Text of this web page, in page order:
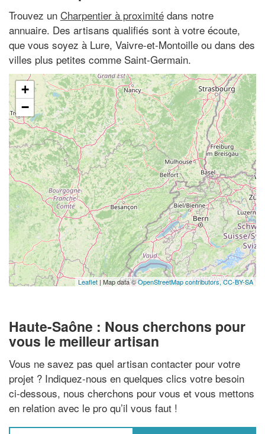
Trouvez un Charpentier à proximité dans notre
annuaire. Des artisans qualifiés sont à votre écoute,
que vous soyez à Lure, Vaivre-et-Montoille ou dans des
villes plus petites comme Saint-Germain.
+
−
Leaflet | Map data ©OpenStreetMap contributors,CC-BY-SA
Haute-Saône : Nous cherchons pour
vous le meilleur artisan
Vous ne savez pas quel artisan contacter pour votre
projet ? Indiquez-nous en quelques clics votre besoin
ci-dessous, nous cherchons pour vous et vous mettons
en relation avec le pro qu’il vous faut !